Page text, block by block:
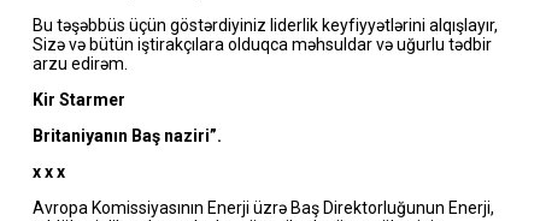
Bu təşəbbüs üçün göstərdiyiniz liderlik keyfiyyətlərini alqışlayır,
Sizə və bütün iştirakçılara olduqca məhsuldar və uğurlu tədbir
arzu edirəm.
Kir Starmer
Britaniyanın Baş naziri”.
x x x
Avropa Komissiyasının Enerji üzrə Baş Direktorluğunun Enerji,